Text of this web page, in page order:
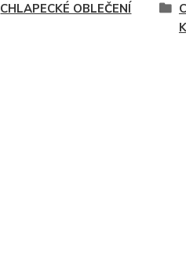
CHLAPECKÉ OBLEČENÍ